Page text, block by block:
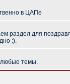
в ЦАПе
раздел для
:).
любые темы.